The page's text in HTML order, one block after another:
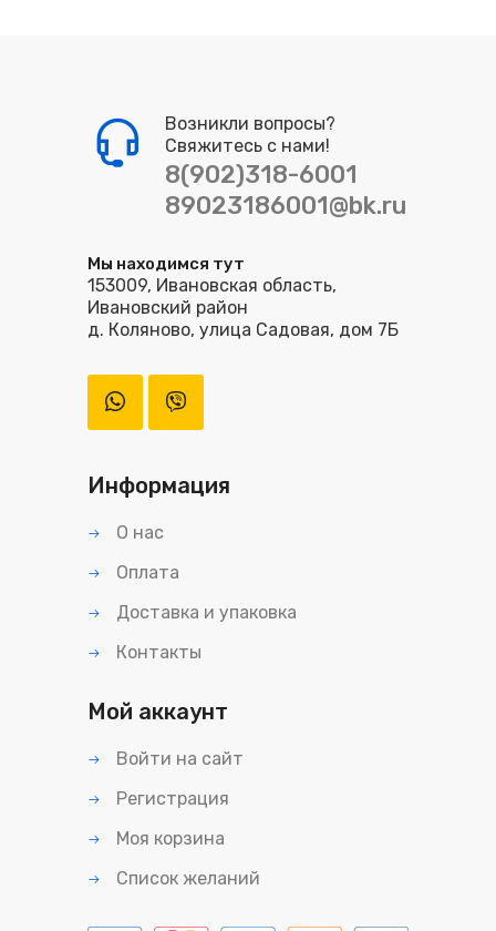
Возникли вопросы?
Свяжитесь с нами!
8(902)318-6001
89023186001@bk.ru
Мы находимся тут
153009, Ивановская область,
Ивановский район
д. Коляново, улица Садовая, дом 7Б
Информация
О нас
Оплата
Доставка и упаковка
Контакты
Мой аккаунт
Войти на сайт
Регистрация
Моя корзина
Список желаний